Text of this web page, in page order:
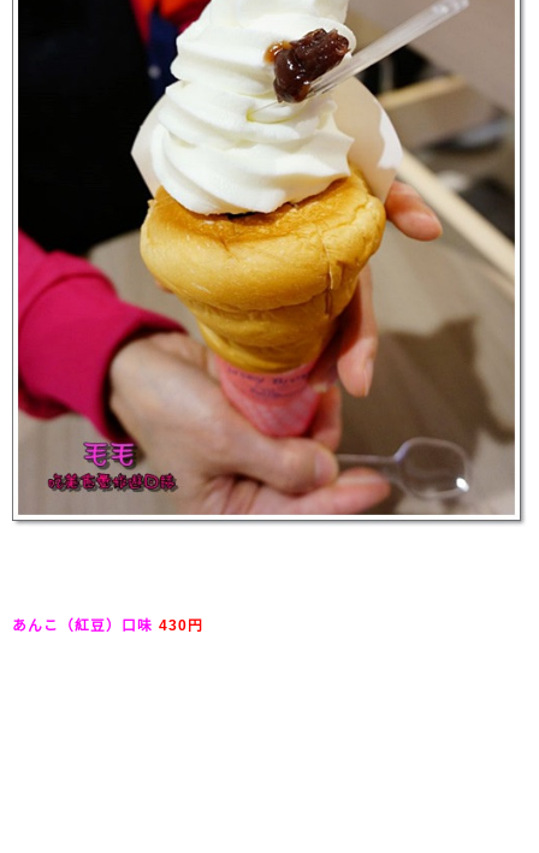
あんこ（紅豆）口味 430円